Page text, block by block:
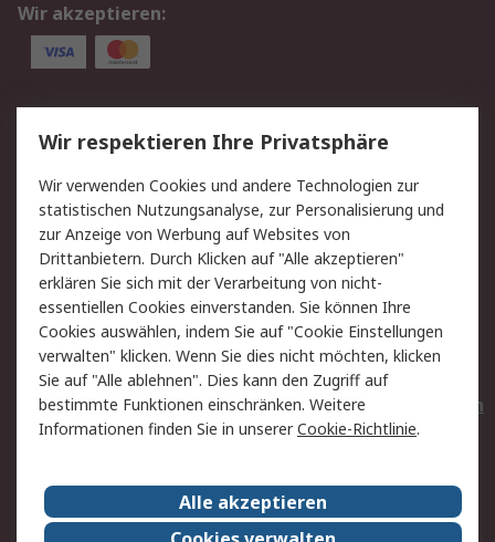
Wir akzeptieren:
Service
Value Added Services
Lieferlösungen
Rücksendungen
Kontakt
Hilfe
Privatkunden
Rechtliches
AGB
Datenschutz
Cookie-Richtlinie
Zahlungsbedingungen
Copyright/Impressum
Entsorgung
Elektrogeräte/Batterien
RS weltweit
Karriere bei RS
Nachhaltigkeit
Wir respektieren Ihre Privatsphäre
Wir verwenden Cookies und andere Technologien zur
statistischen Nutzungsanalyse, zur Personalisierung und
zur Anzeige von Werbung auf Websites von
Drittanbietern. Durch Klicken auf "Alle akzeptieren"
erklären Sie sich mit der Verarbeitung von nicht-
essentiellen Cookies einverstanden. Sie können Ihre
Cookies auswählen, indem Sie auf "Cookie Einstellungen
verwalten" klicken. Wenn Sie dies nicht möchten, klicken
Sie auf "Alle ablehnen". Dies kann den Zugriff auf
bestimmte Funktionen einschränken. Weitere
Informationen finden Sie in unsererCookie-Richtlinie.
Alle akzeptieren